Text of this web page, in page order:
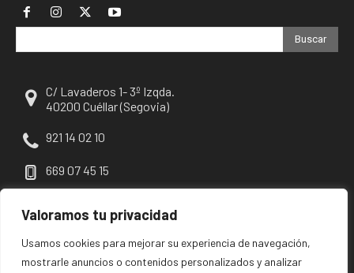
Valoramos tu privacidad
Usamos cookies para mejorar su experiencia de navegación,
mostrarle anuncios o contenidos personalizados y analizar
Buscar
C/ Lavaderos 1- 3º Izqda.
40200 Cuéllar (Segovia)
921 14 02 10
669 07 45 15